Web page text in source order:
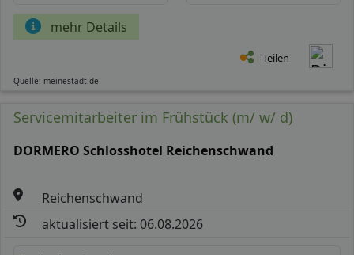
mehr Details
Teilen
Quelle: meinestadt.de
Servicemitarbeiter im Frühstück (m/ w/ d)
DORMERO Schlosshotel Reichenschwand
Reichenschwand
aktualisiert seit: 06.08.2026